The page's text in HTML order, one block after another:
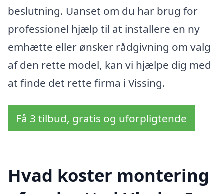
beslutning. Uanset om du har brug for
professionel hjælp til at installere en ny
emhætte eller ønsker rådgivning om valg
af den rette model, kan vi hjælpe dig med
at finde det rette firma i Vissing.
Få 3 tilbud, gratis og uforpligtende
Hvad koster montering